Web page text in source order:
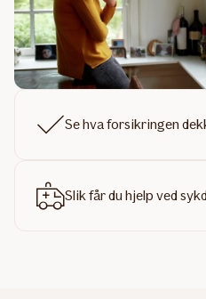
Se hva forsikringen
Slik får du hjelp ved